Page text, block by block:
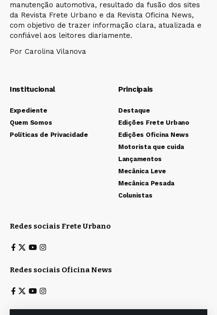
manutenção automotiva, resultado da fusão dos sites
da Revista Frete Urbano e da Revista Oficina News,
com objetivo de trazer informação clara, atualizada e
confiável aos leitores diariamente.
Por Carolina Vilanova
Institucional
Expediente
Quem Somos
Políticas de Privacidade
Principais
Destaque
Edições Frete Urbano
Edições Oficina News
Motorista que cuida
Lançamentos
Mecânica Leve
Mecânica Pesada
Colunistas
Redes sociais Frete Urbano
Redes sociais Oficina News